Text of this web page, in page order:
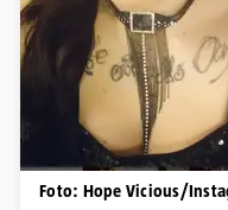
Foto: Hope Vicious/